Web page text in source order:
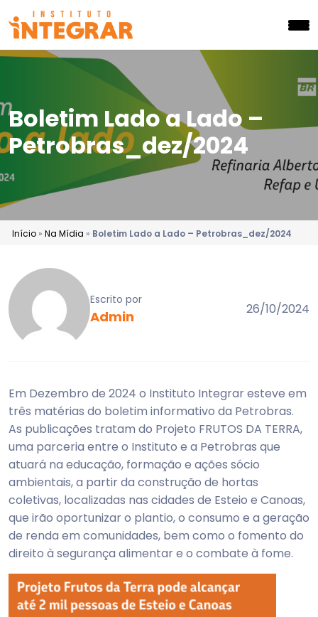
Boletim Lado a Lado –
Petrobras_dez/2024
Início » Na Mídia » Boletim Lado a Lado – Petrobras_dez/2024
Escrito por
Admin 26/10/2024
Em Dezembro de 2024 o Instituto Integrar esteve em
três matérias do boletim informativo da Petrobras.
As publicações tratam do Projeto FRUTOS DA TERRA,
uma parceria entre o Instituto e a Petrobras que
atuará na educação, formação e ações sócio
ambientais, a partir da construção de hortas
coletivas, localizadas nas cidades de Esteio e Canoas,
que irão oportunizar o plantio, o consumo e a geração
de renda em comunidades, bem como o fomento do
direito à segurança alimentar e o combate à fome.